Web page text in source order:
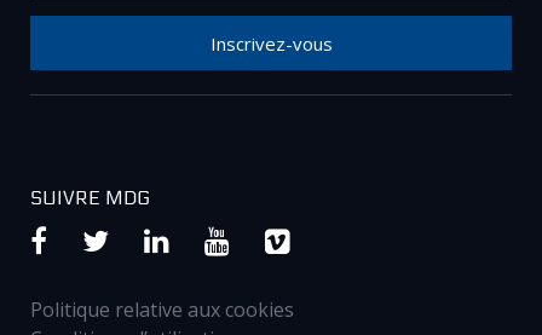
Inscrivez-vous
SUIVRE MDG
Politique relative aux cookies